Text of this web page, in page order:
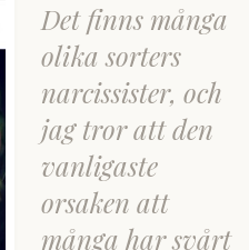
Det finns många
olika sorters
narcissister, och
jag tror att den
vanligaste
orsaken att
många har svårt